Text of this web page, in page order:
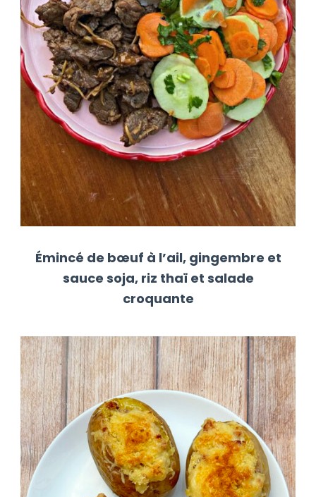
Émincé de bœuf à l’ail, gingembre et
sauce soja, riz thaï et salade
croquante